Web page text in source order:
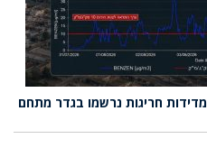
הבנזן שוב מעל הקו האדום: 130 מדידות חריגות נרשמו בגדר מתחם